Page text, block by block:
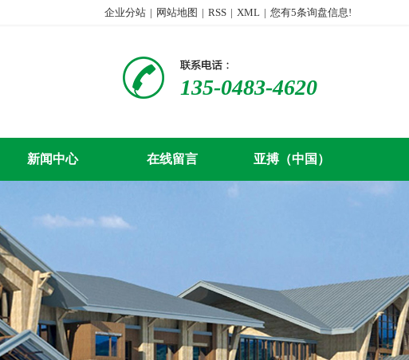
企业分站 | 网站地图 | RSS | XML | 您有5条询盘信息!
135-0483-4620
新闻中心 在线留言 亚搏（中国）